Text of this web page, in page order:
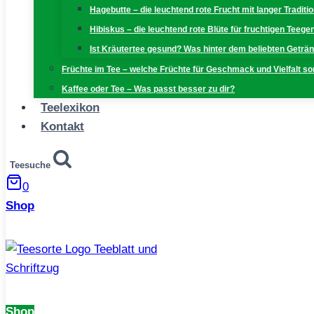
Hagebutte – die leuchtend rote Frucht mit langer
Hibiskus – die leuchtend rote Blüte für fruchtigen
Ist Kräutertee gesund? Was hinter dem beliebten
Früchte im Tee – welche Früchte für Geschmack und Vielfalt
Kaffee oder Tee – Was passt besser zu dir?
Teelexikon
Kontakt
Teesuche
0
Shop